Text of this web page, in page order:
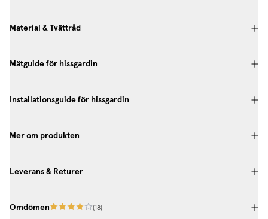
Material & Tvättråd
Mätguide för hissgardin
Installationsguide för hissgardin
Mer om produkten
Leverans & Returer
Omdömen (18)